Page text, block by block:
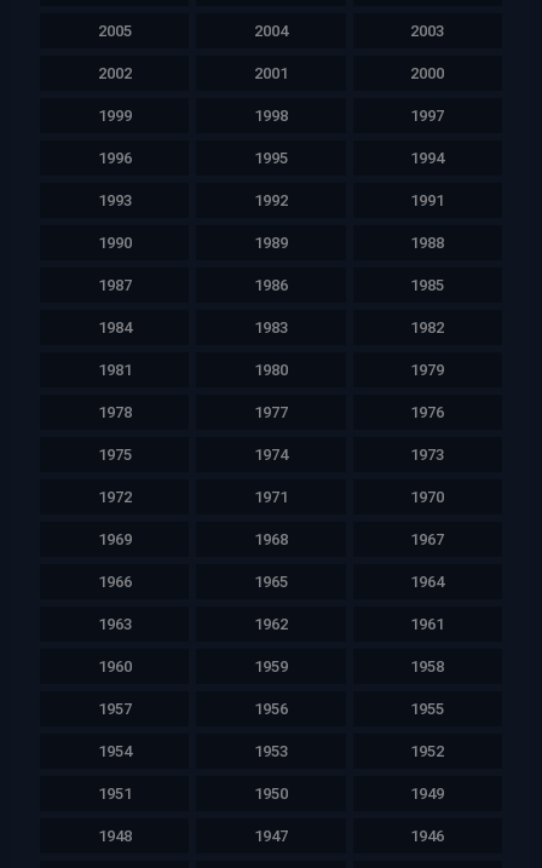
2005 2004 2003
2002 2001 2000
1999 1998 1997
1996 1995 1994
1993 1992 1991
1990 1989 1988
1987 1986 1985
1984 1983 1982
1981 1980 1979
1978 1977 1976
1975 1974 1973
1972 1971 1970
1969 1968 1967
1966 1965 1964
1963 1962 1961
1960 1959 1958
1957 1956 1955
1954 1953 1952
1951 1950 1949
1948 1947 1946